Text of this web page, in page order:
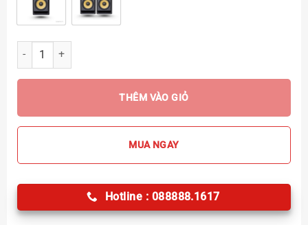
Loa Kiểm Âm KRK Rokit 10-3 G4 số lượng
THÊM VÀO GIỎ
MUA NGAY
Hotline : 088888.1617